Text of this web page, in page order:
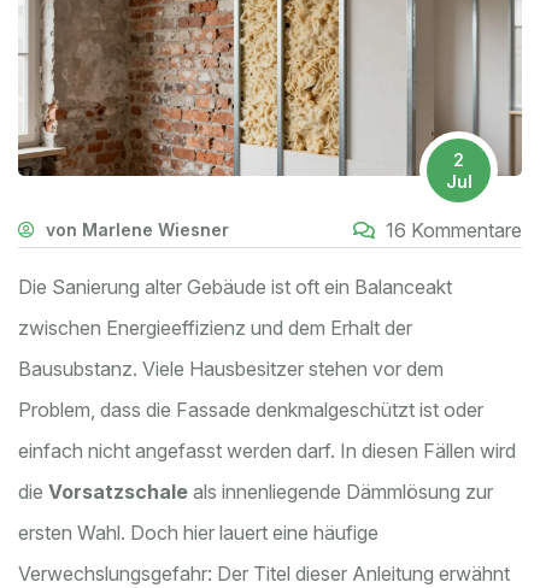
2
Jul
von Marlene Wiesner 16 Kommentare
Die Sanierung alter Gebäude ist oft ein Balanceakt
zwischen Energieeffizienz und dem Erhalt der
Bausubstanz. Viele Hausbesitzer stehen vor dem
Problem, dass die Fassade denkmalgeschützt ist oder
einfach nicht angefasst werden darf. In diesen Fällen wird
die Vorsatzschale als innenliegende Dämmlösung zur
ersten Wahl. Doch hier lauert eine häufige
Verwechslungsgefahr: Der Titel dieser Anleitung erwähnt